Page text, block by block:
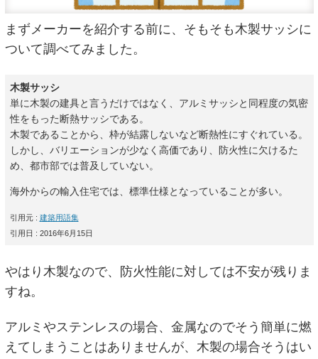
まずメーカーを紹介する前に、そもそも木製サッシに
ついて調べてみました。
木製サッシ
単に木製の建具と言うだけではなく、アルミサッシと同程度の気密
性をもった断熱サッシである。
木製であることから、枠が結露しないなど断熱性にすぐれている。
しかし、バリエーションが少なく高価であり、防火性に欠けるた
め、都市部では普及していない。
海外からの輸入住宅では、標準仕様となっていることが多い。
引用元 : 建築用語集
引用日 : 2016年6月15日
やはり木製なので、防火性能に対しては不安が残りま
すね。
アルミやステンレスの場合、金属なのでそう簡単に燃
えてしまうことはありませんが、木製の場合そうはい